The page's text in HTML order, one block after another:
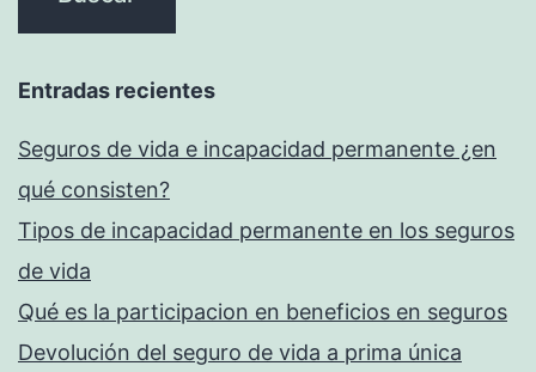
Entradas recientes
Seguros de vida e incapacidad permanente ¿en
qué consisten?
Tipos de incapacidad permanente en los seguros
de vida
Qué es la participacion en beneficios en seguros
Devolución del seguro de vida a prima única